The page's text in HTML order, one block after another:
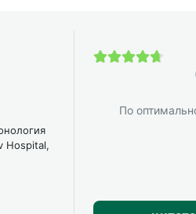
Hospital,
4.7 / 5
По